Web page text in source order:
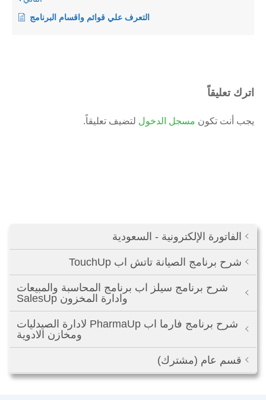
الفاتورة الإلكترونية - السعودية
شرح برنامج الصيانة تاتش اب TouchUp
شرح برنامج سيلز اب برنامج المحاسبة والمبيعات
وادارة المخزون SalesUp
شرح برنامج فارما اب PharmaUp لادارة الصيدليات
ومخازن الادوية
قسم عام (مشترك)
التعرف علي قوائم واقسام البرنامج
اترك تعليقاً
يجب أنت تكون مسجل الدخول لتضيف تعليقاً.